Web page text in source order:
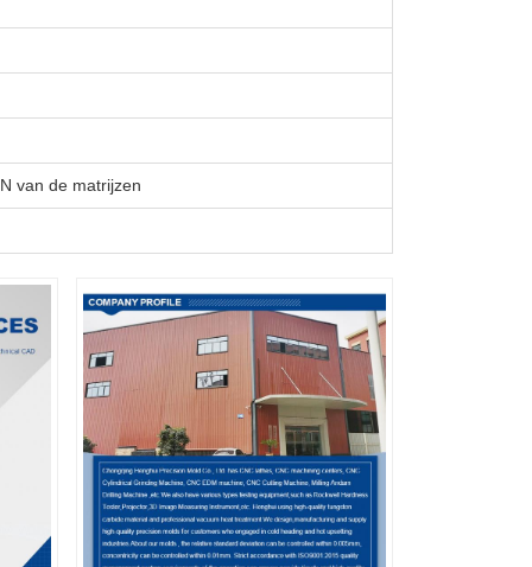
van de matrijzen